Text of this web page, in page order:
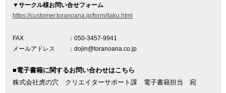
▼サークル様お問い合せフォーム
https://customer.toranoana.jp/form/itaku.html
FAX
：050-3457-9941
メールアドレス
：dojin@toranoana.co.jp
■電子書籍に関するお問い合わせはこちら
株式会社虎の穴 クリエイターサポート課 電子書籍担当 宛